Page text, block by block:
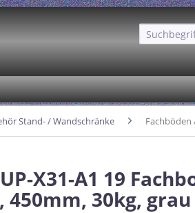
Stand- / Wandschränke Fachböden
X31-A1 19
30kg, grau